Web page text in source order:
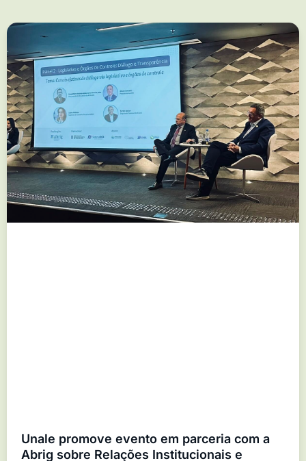
Unale promove evento em parceria com a
Abrig sobre Relações Institucionais e